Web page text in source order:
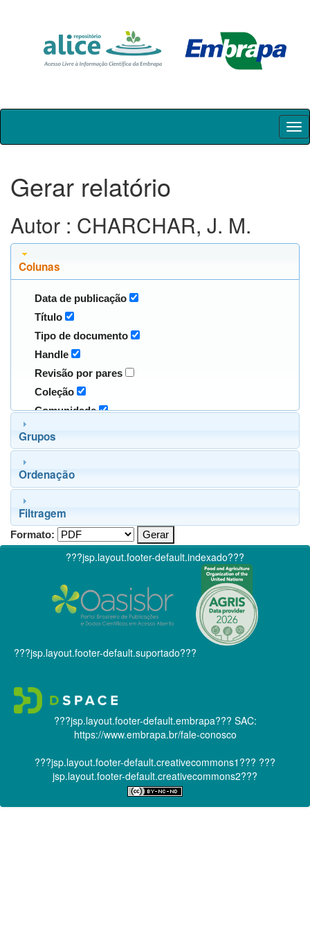
Skip
Gerar relatório
Autor : CHARCHAR, J. M.
Colunas
Data de publicação
Título
Tipo de documento
Handle
Revisão por pares
Coleção
Comunidade
Grupos
Ordenação
Filtragem
Formato:
???jsp.layout.footer-default.indexado???
???jsp.layout.footer-default.suportado???
???jsp.layout.footer-default.embrapa??? SAC:
https://www.embrapa.br/fale-conosco
???jsp.layout.footer-default.creativecommons1??? ???
jsp.layout.footer-default.creativecommons2???